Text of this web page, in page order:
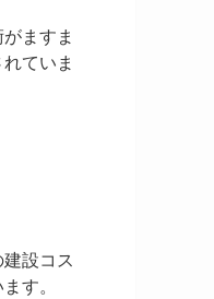
ますま
ていま
設コス
す。